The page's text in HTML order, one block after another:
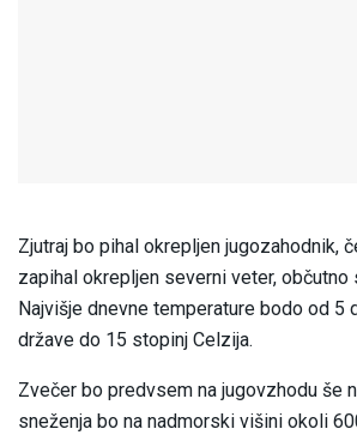
Zjutraj bo pihal okrepljen jugozahodnik,
zapihal okrepljen severni veter, občutno
Najvišje dnevne temperature bodo od 5
države do 15 stopinj Celzija.
Zvečer bo predvsem na jugovzhodu še
sneženja bo na nadmorski višini okoli